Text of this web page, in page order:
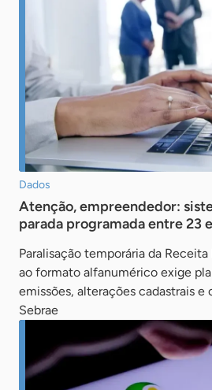
Dados
Atenção, empreendedor:
parada programada entre 23
Paralisação temporária da
ao formato alfanumérico exige
emissões, alterações cadastrais e
Sebrae